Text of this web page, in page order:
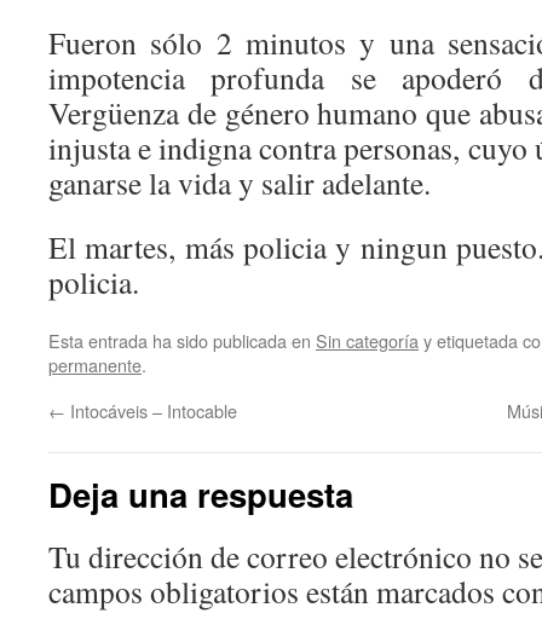
Fueron sólo 2 minutos y una
impotencia profunda se
Vergüenza de género humano que
injusta e indigna contra personas,
ganarse la vida y salir adelante.
El martes, más policia y ningun
policia.
Esta entrada ha sido publicada en Sin categoría y etiquetada
permanente.
← Intocáveis – Intocable
Deja una respuesta
Tu dirección de correo electrónico no
campos obligatorios están marcados